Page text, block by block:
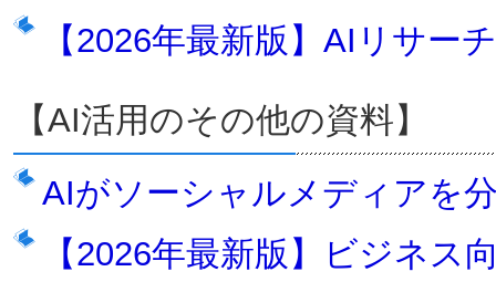
【2026年最新版】AIリサー
【AI活用のその他の資料】
AIがソーシャルメディアを
【2026年最新版】ビジネス